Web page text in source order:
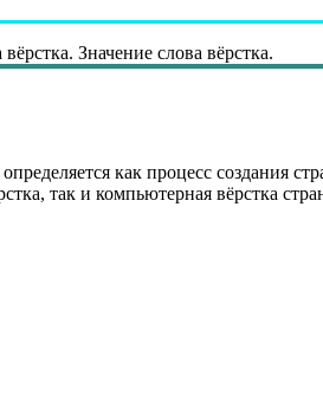
Значение слова вёрстка.
как процесс создания
так и компьютерная вёрстка